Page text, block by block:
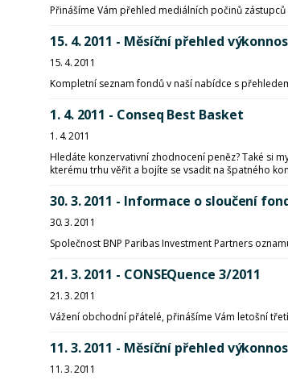
Přinášíme Vám přehled mediálních počinů
15. 4. 2011 - Měsíční přehled
15. 4. 2011
Kompletní seznam fondů v naší nabídce s
1. 4. 2011 - Conseq Best Basket
1. 4. 2011
Hledáte konzervativní zhodnocení peněz? Také si
kterému trhu věřit a bojíte se vsadit na špatného
30. 3. 2011 - Informace o sloučení
30. 3. 2011
Společnost BNP Paribas Investment Partners
21. 3. 2011 - CONSEQuence 3/2011
21. 3. 2011
Vážení obchodní přátelé, přinášíme Vám letošní
11. 3. 2011 - Měsíční přehled
11. 3. 2011